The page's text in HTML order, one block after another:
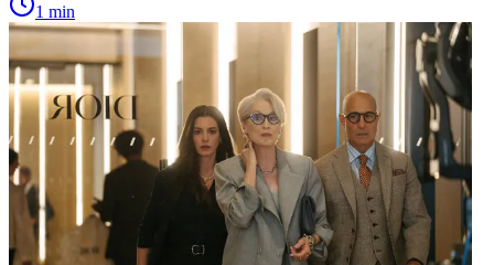
1 min